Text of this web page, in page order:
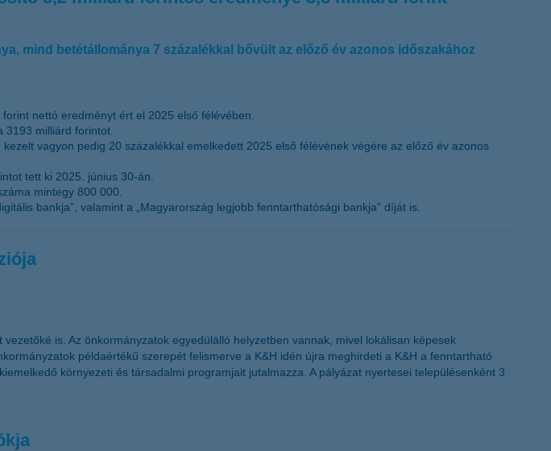
mind betétállománya 7 százalékkal bővült az előző év azonos időszakához
nettó eredményt ért el 2025 első félévében.
3193 milliárd forintot.
vagyon pedig 20 százalékkal emelkedett 2025 első félévének végére az előző év azonos
tett ki 2025. június 30-án.
mintegy 800 000.
bankja”, valamint a „Magyarország legjobb fenntarthatósági bankja” díját is.
is. Az önkormányzatok egyedülálló helyzetben vannak, mivel lokálisan képesek
példaértékű szerepét felismerve a K&H idén újra meghirdeti a K&H a fenntartható
környezeti és társadalmi programjait jutalmazza. A pályázat nyertesei településenként 3